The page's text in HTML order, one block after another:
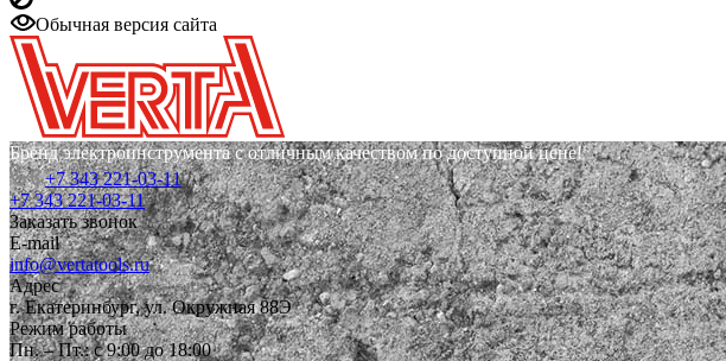
Обычная версия сайта
Бренд электроинструмента с отличным качеством по доступной цене!
+7 343 221-03-11
+7 343 221-03-11
Заказать звонок
E-mail
info@vertatools.ru
Адрес
г. Екатеринбург, ул. Окружная 88Э
Режим работы
Пн. – Пт.: с 9:00 до 18:00